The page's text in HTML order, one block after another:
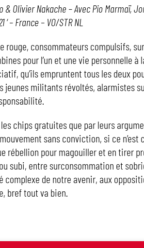
& Olivier Nakache – Avec Pio Marmaï,
– France – VO/STR NL
rouge, consommateurs compulsifs,
pour l’un et une vie personnelle à
qu’ils empruntent tous les deux
jeunes militants révoltés, alarmistes
chips gratuites que par leurs
sans conviction, si ce n’est
rébellion pour magouiller et en tirer
subi, entre surconsommation et
de notre avenir, aux
bref tout va bien.